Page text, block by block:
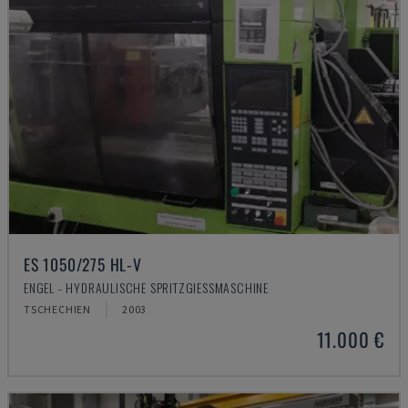
ES 1050/275 HL-V
ENGEL - HYDRAULISCHE SPRITZGIESSMASCHINE
TSCHECHIEN 2003
11.000 €